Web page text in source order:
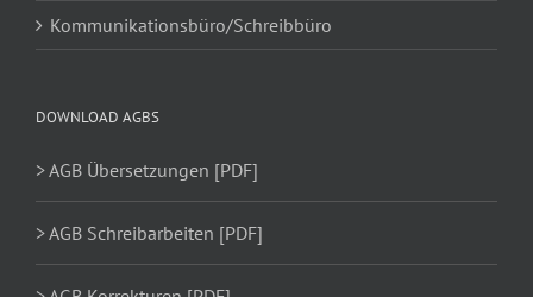
Kommunikationsbüro/Schreibbüro
DOWNLOAD AGBS
> AGB Übersetzungen [PDF]
> AGB Schreibarbeiten [PDF]